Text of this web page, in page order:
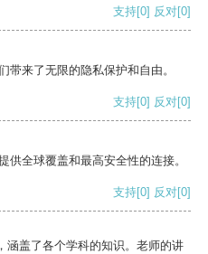
支持[0] 反对[0]
带来了无限的隐私保护和自由。
支持[0] 反对[0]
全球覆盖和最高安全性的连接。
支持[0] 反对[0]
涵盖了各个学科的知识。老师的讲